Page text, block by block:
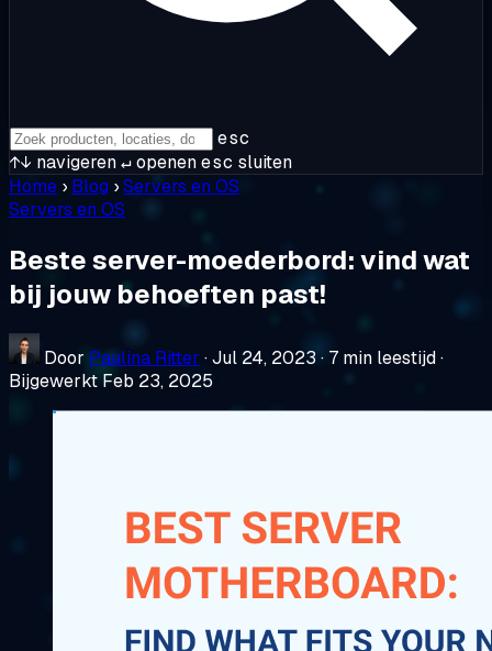
esc
↑↓ navigeren↵openenesc sluiten
Home › Blog ›Servers en OS
Servers en OS
Beste server-moederbord: vind wat
bij jouw behoeften past!
Door Paulina Ritter ·Jul 24, 2023 · 7 min leestijd·
Bijgewerkt Feb 23, 2025